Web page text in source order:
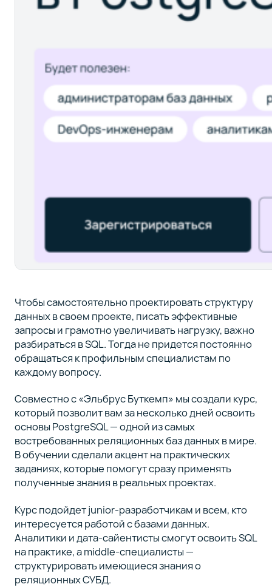
Чтобы самостоятельно проектировать структуру
данных в своем проекте, писать эффективные
запросы и грамотно увеличивать нагрузку, важно
разбираться в SQL. Тогда не придется постоянно
обращаться к профильным специалистам по
каждому вопросу.
Совместно с «Эльбрус Буткемп» мы создали курс,
который позволит вам за несколько дней освоить
основы PostgreSQL — одной из самых
востребованных реляционных баз данных в мире.
В обучении сделали акцент на практических
заданиях, которые помогут сразу применять
полученные знания в реальных проектах.
Курс подойдет junior-разработчикам и всем, кто
интересуется работой с базами данных.
Аналитики и дата-сайентисты смогут освоить SQL
на практике, а middle-специалисты —
структурировать имеющиеся знания о
реляционных СУБД.